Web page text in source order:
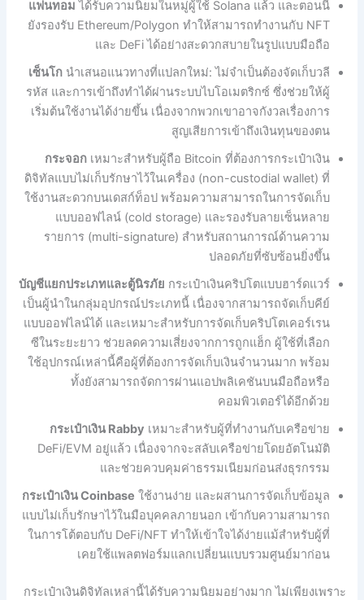
แฟนทอม ได้รับความนิยมในหมู่ผู้ใช้ Solana แล้ว และตอนนี้
ยังรองรับ Ethereum/Polygon ทำให้สามารถทำงานกับ NFT
และ DeFi ได้อย่างสะดวกสบายในรูปแบบมือถือ
เซ็นโกนำเสนอแนวทางที่แปลกใหม่: ไม่จำเป็นต้องจัดเก็บวลี
รหัส และการเข้าถึงทำได้ผ่านระบบไบโอเมตริกซ์ ซึ่งช่วยให้ผู้
เริ่มต้นใช้งานได้ง่ายขึ้น เนื่องจากพวกเขาอาจกังวลเรื่องการ
สูญเสียการเข้าถึงเงินทุนของตน
กระจอกเหมาะสำหรับผู้ถือ Bitcoin ที่ต้องการกระเป๋าเงิน
ดิจิทัลแบบไม่เก็บรักษาไว้ในเครื่อง (non-custodial wallet) ที่
ใช้งานสะดวกบนเดสก์ท็อป พร้อมความสามารถในการจัดเก็บ
แบบออฟไลน์ (cold storage) และรองรับลายเซ็นหลาย
รายการ (multi-signature) สำหรับสถานการณ์ด้านความ
ปลอดภัยที่ซับซ้อนยิ่งขึ้น
บัญชีแยกประเภทและตู้นิรภัย กระเป๋าเงินคริปโตแบบฮาร์ดแวร์
เป็นผู้นำในกลุ่มอุปกรณ์ประเภทนี้ เนื่องจากสามารถจัดเก็บคีย์
แบบออฟไลน์ได้ และเหมาะสำหรับการจัดเก็บคริปโตเคอร์เรน
ซีในระยะยาว ช่วยลดความเสี่ยงจากการถูกแฮ็ก ผู้ใช้ที่เลือก
ใช้อุปกรณ์เหล่านี้คือผู้ที่ต้องการจัดเก็บเงินจำนวนมาก พร้อม
ทั้งยังสามารถจัดการผ่านแอปพลิเคชันบนมือถือหรือ
คอมพิวเตอร์ได้อีกด้วย
กระเป๋าเงิน Rabby เหมาะสำหรับผู้ที่ทำงานกับเครือข่าย
DeFi/EVM อยู่แล้ว เนื่องจากจะสลับเครือข่ายโดยอัตโนมัติ
และช่วยควบคุมค่าธรรมเนียมก่อนส่งธุรกรรม
กระเป๋าเงิน Coinbase ใช้งานง่าย และผสานการจัดเก็บข้อมูล
แบบไม่เก็บรักษาไว้ในมือบุคคลภายนอก เข้ากับความสามารถ
ในการโต้ตอบกับ DeFi/NFT ทำให้เข้าใจได้ง่ายแม้สำหรับผู้ที่
เคยใช้แพลตฟอร์มแลกเปลี่ยนแบบรวมศูนย์มาก่อน
กระเป๋าเงินดิจิทัลเหล่านี้ได้รับความนิยมอย่างมาก ไม่เพียงเพราะ